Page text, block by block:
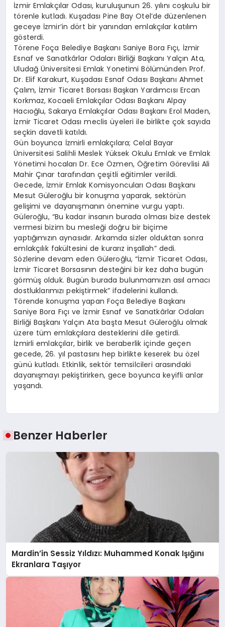
İzmir Emlakçılar Odası, kuruluşunun 26. yılını coşkulu bir
törenle kutladı. Kuşadası Pine Bay Otel’de düzenlenen
geceye İzmir’in dört bir yanından emlakçılar katılım
gösterdi.
Törene Foça Belediye Başkanı Saniye Bora Fıçı, İzmir
Esnaf ve Sanatkârlar Odaları Birliği Başkanı Yalçın Ata,
Uludağ Üniversitesi Emlak Yonetimi Bölümünden Prof.
Dr. Elif Karakurt, Kuşadası Esnaf Odası Başkanı Ahmet
Çalım, İzmir Ticaret Borsası Başkan Yardımcısı Ercan
Korkmaz, Kocaeli Emlakçılar Odası Başkanı Alpay
Hacıoğlu, Sakarya Emlakçılar Odası Başkanı Erol Maden,
İzmir Ticaret Odası meclis üyeleri ile birlikte çok sayıda
seçkin davetli katıldı.
Gün boyunca İzmirli emlakçılara; Celal Bayar
Üniversitesi Salihli Meslek Yüksek Okulu Emlak ve Emlak
Yönetimi hocaları Dr. Ece Özmen, Öğretim Görevlisi Ali
Mahir Çınar tarafından çeşitli eğitimler verildi.
Gecede, İzmir Emlak Komisyoncuları Odası Başkanı
Mesut Güleroğlu bir konuşma yaparak, sektörün
gelişimi ve dayanışmanın önemine vurgu yaptı.
Güleroğlu, “Bu kadar insanın burada olması bize destek
vermesi bizim bu mesleği doğru bir biçime
yaptığımızın aynasıdır. Arkamda sizler olduktan sonra
emlakçılık fakültesini de kurarız inşallah” dedi.
Sözlerine devam eden Güleroğlu, “İzmir Ticaret Odası,
İzmir Ticaret Borsasının desteğini bir kez daha bugün
görmüş olduk. Bugün burada bulunmamızın asıl amacı
dostluklarımızı pekiştirmek” ifadelerini kullandı.
Törende konuşma yapan Foça Belediye Başkanı
Saniye Bora Fıçı ve İzmir Esnaf ve Sanatkârlar Odaları
Birliği Başkanı Yalçın Ata başta Mesut Güleroğlu olmak
üzere tüm emlakçılara desteklerini dile getirdi.
İzmirli emlakçılar, birlik ve beraberlik içinde geçen
gecede, 26. yıl pastasını hep birlikte keserek bu özel
günü kutladı. Etkinlik, sektör temsilcileri arasındaki
dayanışmayı pekiştirirken, gece boyunca keyifli anlar
yaşandı.
Benzer Haberler
Mardin’in Sessiz Yıldızı: Muhammed Konak Işığını
Ekranlara Taşıyor